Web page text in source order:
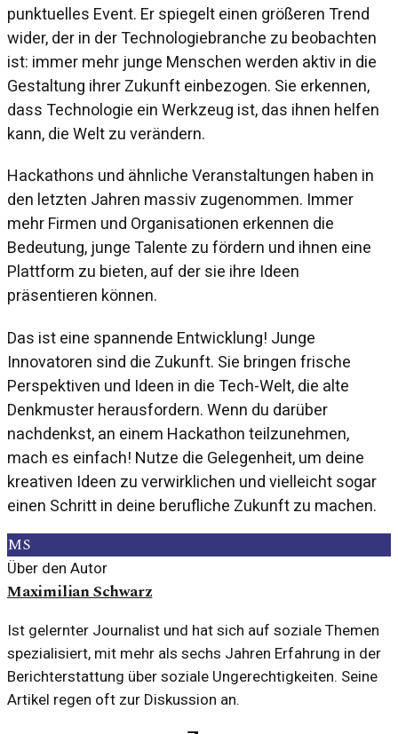
punktuelles Event. Er spiegelt einen größeren Trend
wider, der in der Technologiebranche zu beobachten
ist: immer mehr junge Menschen werden aktiv in die
Gestaltung ihrer Zukunft einbezogen. Sie erkennen,
dass Technologie ein Werkzeug ist, das ihnen helfen
kann, die Welt zu verändern.
Hackathons und ähnliche Veranstaltungen haben in
den letzten Jahren massiv zugenommen. Immer
mehr Firmen und Organisationen erkennen die
Bedeutung, junge Talente zu fördern und ihnen eine
Plattform zu bieten, auf der sie ihre Ideen
präsentieren können.
Das ist eine spannende Entwicklung! Junge
Innovatoren sind die Zukunft. Sie bringen frische
Perspektiven und Ideen in die Tech-Welt, die alte
Denkmuster herausfordern. Wenn du darüber
nachdenkst, an einem Hackathon teilzunehmen,
mach es einfach! Nutze die Gelegenheit, um deine
kreativen Ideen zu verwirklichen und vielleicht sogar
einen Schritt in deine berufliche Zukunft zu machen.
MS
Über den Autor
Maximilian Schwarz
Ist gelernter Journalist und hat sich auf soziale Themen
spezialisiert, mit mehr als sechs Jahren Erfahrung in der
Berichterstattung über soziale Ungerechtigkeiten. Seine
Artikel regen oft zur Diskussion an.